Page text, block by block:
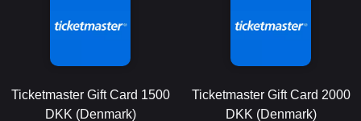
Ticketmaster Gift Card 1500
DKK (Denmark)
Ticketmaster Gift Card 2000
DKK (Denmark)